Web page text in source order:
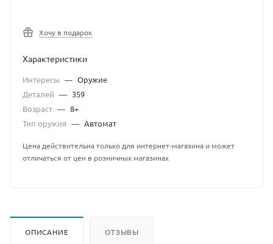
Хочу в подарок
Характеристики
Интересы — Оружие
Деталей — 359
Возраст — 8+
Тип оружия — Автомат
Цена действительна только для интернет-магазина и может
отличаться от цен в розничных магазинах
ОПИСАНИЕ ОТЗЫВЫ